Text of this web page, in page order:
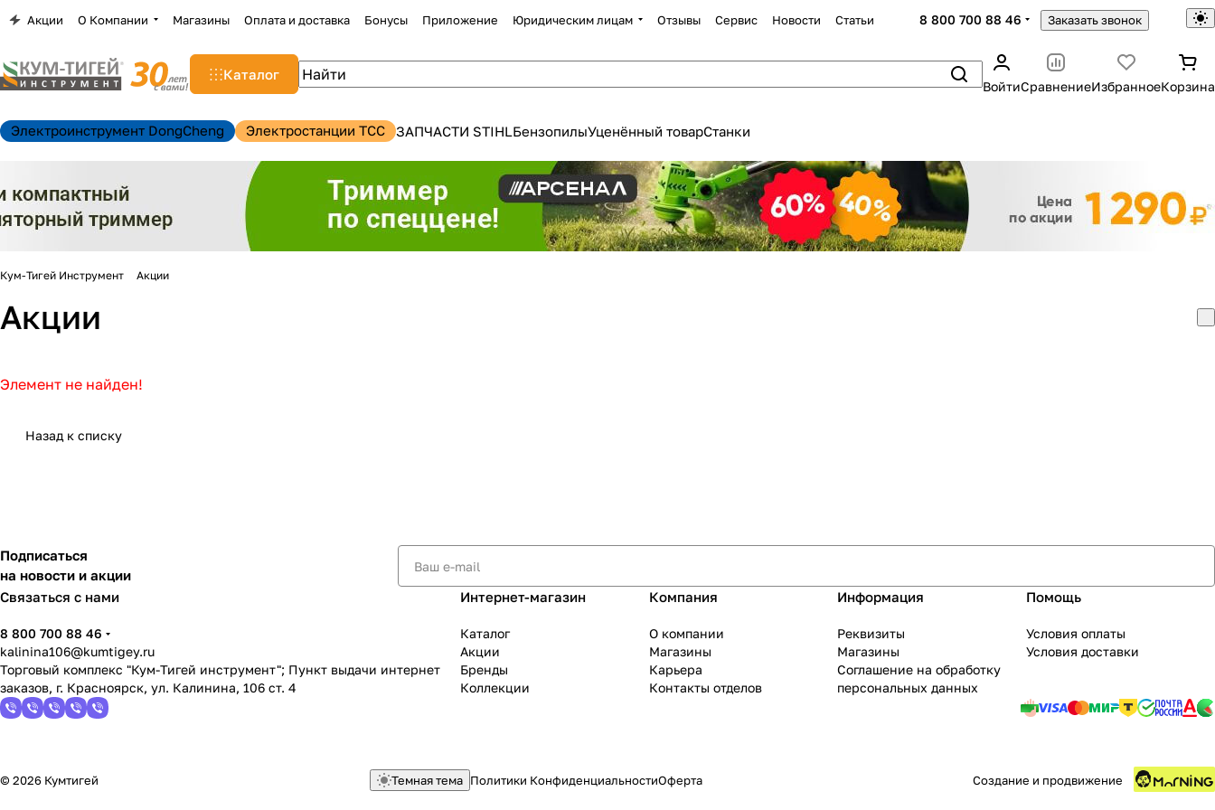
Акции О Компании Магазины Оплата и доставка Бонусы Приложение Юридическим лицам Отзывы Сервис Новости Статьи 8 800 700 88 46 Заказать звонок
Каталог
ВойтиСравнениеИзбранноеКорзина
Электроинструмент DongCheng Электростанции TCC ЗАПЧАСТИ STIHLБензопилыУценённый товарСтанки
Кум-Тигей Инструмент Акции
Акции
Элемент не найден!
Назад к списку
Подписаться
на новости и акции
Связаться с нами
8 800 700 88 46
kalinina106@kumtigey.ru
Торговый комплекс "Кум-Тигей инструмент"; Пункт выдачи интернет
заказов, г. Красноярск, ул. Калинина, 106 ст. 4
Интернет-магазин
Каталог
Акции
Бренды
Коллекции
Компания
О компании
Магазины
Карьера
Контакты отделов
Информация
Реквизиты
Магазины
Соглашение на обработку
персональных данных
Помощь
Условия оплаты
Условия доставки
© 2026 Кумтигей Темная тема Политики КонфиденциальностиОферта Создание и продвижение
Для клиентов всех банков
Разбейте оплату
Оплачивайте сегодня только
Получайте товар выбранный способом
с вашей картыпо25%каждые 2 недели